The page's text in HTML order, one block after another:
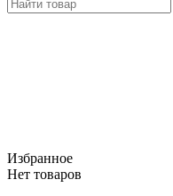
Избранное
Нет товаров